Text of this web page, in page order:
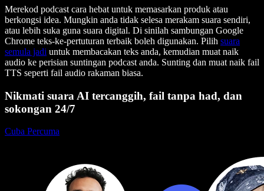
Merekod podcast cara hebat untuk memasarkan produk atau
berkongsi idea. Mungkin anda tidak selesa merakam suara sendiri,
atau lebih suka guna suara digital. Di sinilah sambungan Google
Chrome teks-ke-pertuturan terbaik boleh digunakan. Pilih suara
semula jadi untuk membacakan teks anda, kemudian muat naik
audio ke perisian suntingan podcast anda. Sunting dan muat naik fail
TTS seperti fail audio rakaman biasa.
Nikmati suara AI tercanggih, fail tanpa had, dan
sokongan 24/7
Cuba Percuma